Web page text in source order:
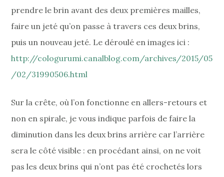
prendre le brin avant des deux premières mailles,
faire un jeté qu’on passe à travers ces deux brins,
puis un nouveau jeté. Le déroulé en images ici :
http://cologurumi.canalblog.com/archives/2015/05
/02/31990506.html
Sur la crête, où l’on fonctionne en allers-retours et
non en spirale, je vous indique parfois de faire la
diminution dans les deux brins arrière car l’arrière
sera le côté visible : en procédant ainsi, on ne voit
pas les deux brins qui n’ont pas été crochetés lors